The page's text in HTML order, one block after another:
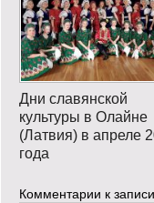
Дни славянской
культуры в Олайне
(Латвия) в апреле
года
Комментарии к записи